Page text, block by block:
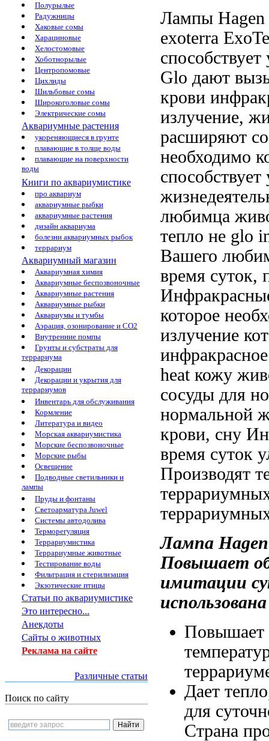
Полурылые
Радужницы
Хаковые сомы
Харациновые
Хелостомовые
Хоботнорылые
Центропомовые
Цихлиды
Шильбовые сомы
Широкоголовые сомы
Электрические сомы
Аквариумные растения
укореняющиеся в грунте
плавающие в толще воды
плавающие на поверхности
воды
Книги по аквариумистике
про аквариум
аквариумные рыбки
аквариумные растения
дизайн аквариума
болезни аквариумных рыбок
террариум
Аквариумный магазин
Аквариумная химия
Аквариумные беспозвоночные
Аквариумные растения
Аквариумные рыбки
Аквариумы и тумбы
Аэрация, озонирование и CO2
Внутренние помпы
Грунты и субстраты для
террариума
Декорации
Декорации и укрытия для
террариумов
Инвентарь для обслуживания
Кормление
Литература и видео
Морская аквариумистика
Морские беспозвоночные
Морские рыбы
Освещение
Подводные светильники и
лампы
Пруды и фонтаны
Светоарматура Juwel
Системы автодолива
Терморегуляция
Террариумистика
Террариумные животные
Тестирование воды
Фильтрация и стерилизация
Экзотические птицы
Статьи по аквариумистике
Это интересно...
Анекдоты
Сайты о животных
Реклама на сайте
Различные статьи
Поиск по сайту
Лампы Hagen
exoterra
Glo дают
крови
излучение,
расширяют
необходимо
любимца
тепло не glo
Вашего
время суток,
которое
излучение
heatкожу
сосуды для
нормальной
крови, сну
время суток
Производят
Лампа
Повышает
имитации
Дает
для
Страна